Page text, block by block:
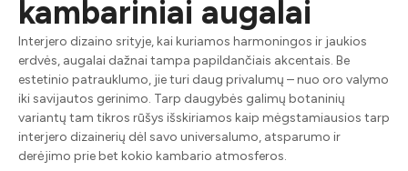
kambariniai augalai
Interjero dizaino srityje, kai kuriamos harmoningos ir jaukios
erdvės, augalai dažnai tampa papildančiais akcentais. Be
estetinio patrauklumo, jie turi daug privalumų – nuo oro valymo
iki savijautos gerinimo. Tarp daugybės galimų botaninių
variantų tam tikros rūšys išskiriamos kaip mėgstamiausios tarp
interjero dizainerių dėl savo universalumo, atsparumo ir
derėjimo prie bet kokio kambario atmosferos.